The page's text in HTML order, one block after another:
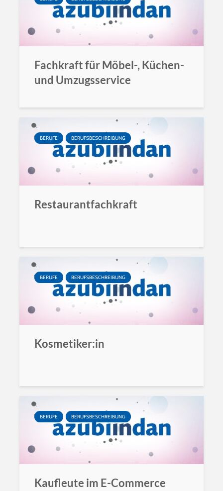
Fachkraft für Möbel-, Küchen-
und Umzugsservice
BERUFE BERUFSBESCHREIBUNG
Restaurantfachkraft
BERUFE BERUFSBESCHREIBUNG
Kosmetiker:in
BERUFE BERUFSBESCHREIBUNG
Kaufleute im E-Commerce